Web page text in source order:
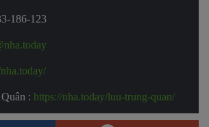
186-123
: https://nha.today/luu-trung-quan/